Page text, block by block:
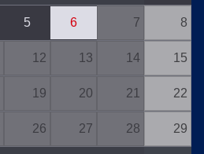
5 6 7 8
12 13 14 15
19 20 21 22
26 27 28 29